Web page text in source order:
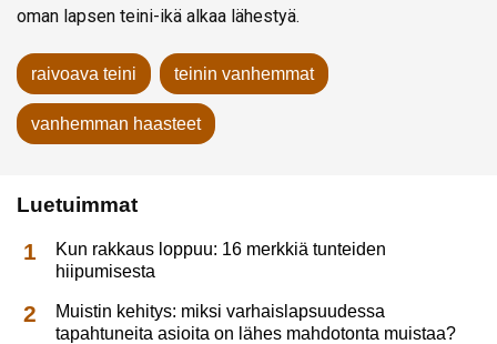
oman lapsen teini-ikä alkaa lähestyä.
raivoava teini teinin vanhemmat
vanhemman haasteet
Luetuimmat
Kun rakkaus loppuu: 16 merkkiä tunteiden
hiipumisesta
Muistin kehitys: miksi varhaislapsuudessa
tapahtuneita asioita on lähes mahdotonta muistaa?